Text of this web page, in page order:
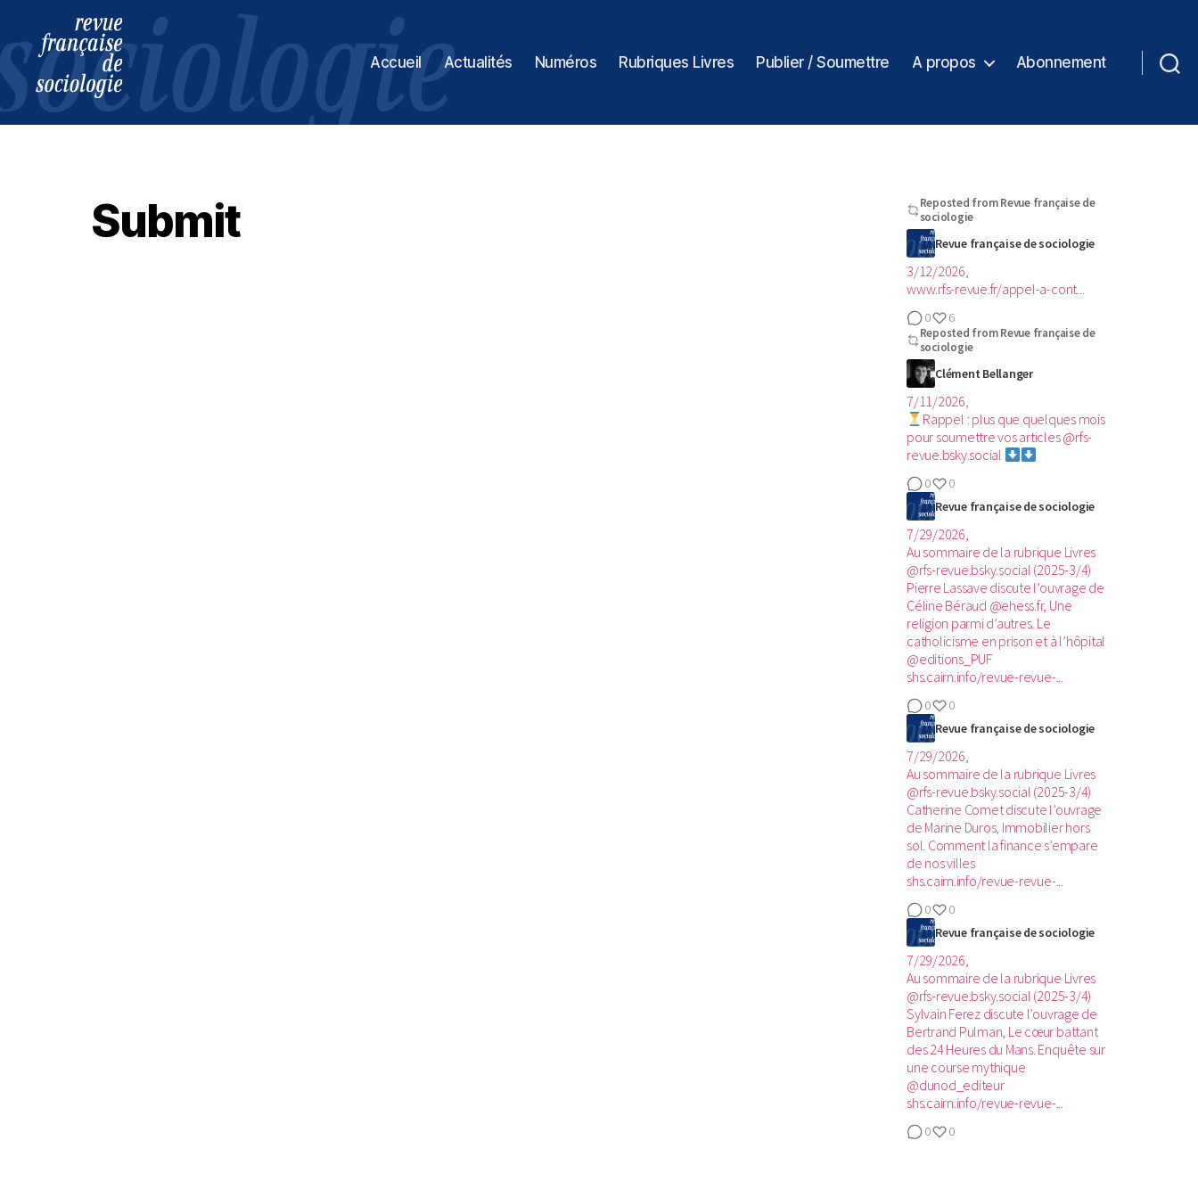
Revue
française
Accueil Actualités Numéros Rubriques Livres Publier / Soumettre A propos Abonnement
Submit Reposted fromRevue française de
sociologie
Revue française de sociologie
3/12/2026,
www.rfs-revue.fr/appel-a-cont...
0 6
Reposted fromRevue française de
sociologie
Clément Bellanger
7/11/2026,
Rappel : plus que quelques mois
pour soumettre vos articles @rfs-
revue.bsky.social
0
0
Revue française de sociologie
7/29/2026,
Au sommaire de la rubrique Livres
@rfs-revue.bsky.social (2025-3/4)‬
Pierre Lassave discute l’ouvrage de
Céline Béraud @ehess.fr, Une
religion parmi d’autres. Le
catholicisme en prison et à l’hôpital
@editions_PUF
shs.cairn.info/revue-revue-...
0
0
Revue française de sociologie
7/29/2026,
Au sommaire de la rubrique Livres
@rfs-revue.bsky.social (2025-3/4)‬
Catherine Comet discute l’ouvrage
de Marine Duros, Immobilier hors
sol. Comment la finance s’empare
de nos villes
shs.cairn.info/revue-revue-...
0
0
Revue française de sociologie
7/29/2026,
Au sommaire de la rubrique Livres
@rfs-revue.bsky.social (2025-3/4)‬
Sylvain Ferez discute l’ouvrage de
Bertrand Pulman, Le cœur battant
des 24 Heures du Mans. Enquête sur
une course mythique
@dunod_editeur
shs.cairn.info/revue-revue-...
0 0